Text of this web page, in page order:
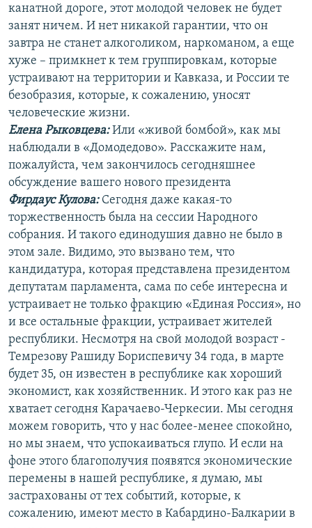
канатной дороге, этот молодой человек не будет
занят ничем. И нет никакой гарантии, что он
завтра не станет алкоголиком, наркоманом, а еще
хуже – примкнет к тем группировкам, которые
устраивают на территории и Кавказа, и России те
безобразия, которые, к сожалению, уносят
человеческие жизни.
Елена Рыковцева:Или «живой бомбой», как мы
наблюдали в «Домодедово». Расскажите нам,
пожалуйста, чем закончилось сегодняшнее
обсуждение вашего нового президента
Фирдаус Кулова:Сегодня даже какая-то
торжественность была на сессии Народного
собрания. И такого единодушия давно не было в
этом зале. Видимо, это вызвано тем, что
кандидатура, которая представлена президентом
депутатам парламента, сама по себе интересна и
устраивает не только фракцию «Единая Россия», но
и все остальные фракции, устраивает жителей
республики. Несмотря на свой молодой возраст -
Темрезову Рашиду Бориспевичу 34 года, в марте
будет 35, он известен в республике как хороший
экономист, как хозяйственник. И этого как раз не
хватает сегодня Карачаево-Черкесии. Мы сегодня
можем говорить, что у нас более-менее спокойно,
но мы знаем, что успокаиваться глупо. И если на
фоне этого благополучия появятся экономические
перемены в нашей республике, я думаю, мы
застрахованы от тех событий, которые, к
сожалению, имеют место в Кабардино-Балкарии в